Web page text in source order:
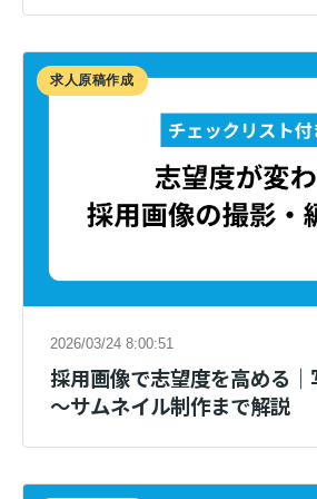
求人原稿作成
2026/03/24 8:00:51
採用画像で志望度を高める
～サムネイル制作まで解説